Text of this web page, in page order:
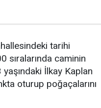
tarihi
sıralarında caminin
yaşındaki İlkay Kaplan
oturup poğaçalarını